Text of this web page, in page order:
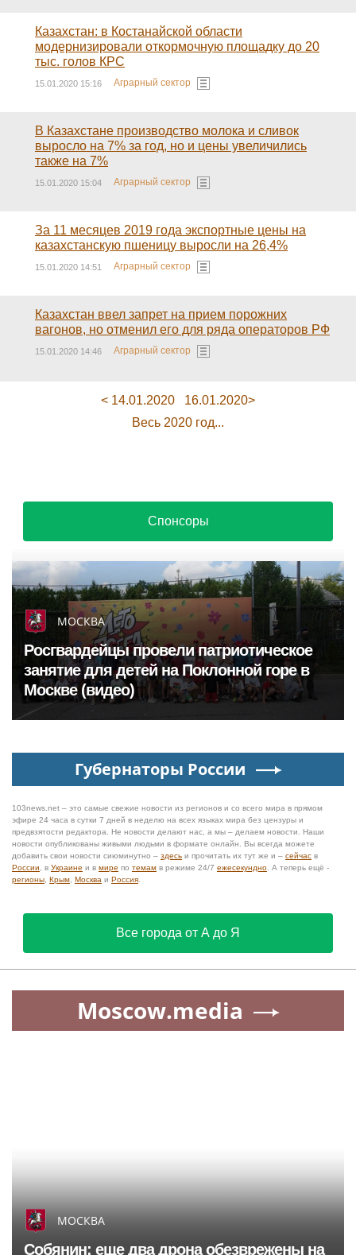
Казахстан: в Костанайской области
модернизировали откормочную площадку до 20
тыс. голов КРС
15.01.2020 15:16 Аграрный сектор
В Казахстане производство молока и сливок
выросло на 7% за год, но и цены увеличились
также на 7%
15.01.2020 15:04 Аграрный сектор
За 11 месяцев 2019 года экспортные цены на
казахстанскую пшеницу выросли на 26,4%
15.01.2020 14:51 Аграрный сектор
Казахстан ввел запрет на прием порожних
вагонов, но отменил его для ряда операторов РФ
15.01.2020 14:46 Аграрный сектор
< 14.01.2020
16.01.2020>
Весь 2020 год...
Спонсоры
МОСКВА
Росгвардейцы провели патриотическое
занятие для детей на Поклонной горе в
Москве (видео)
Губернаторы России
103news.net – это самые свежие новости из регионов и со всего мира в прямом
эфире 24 часа в сутки 7 дней в неделю на всех языках мира без цензуры и
предвзятости редактора. Не новости делают нас, а мы – делаем новости. Наши
новости опубликованы живыми людьми в формате онлайн. Вы всегда можете
добавить свои новости сиюминутно – здесь и прочитать их тут же и – сейчас в
России , в Украине и в мире по темам в режиме 24/7 ежесекундно . А теперь ещё -
регионы Крым Москва и Россия
Все города от А до Я
Moscow.media
МОСКВА
Собянин: еще два дрона обезврежены на